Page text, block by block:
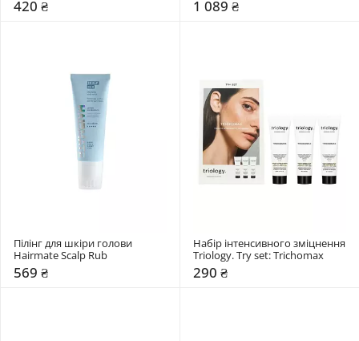
420 ₴ 1 089 ₴
Пілінг для шкіри голови
Hairmate Scalp Rub
569 ₴
Набір інтенсивного зміцнення
Triology. Try set: Trichomax
290 ₴